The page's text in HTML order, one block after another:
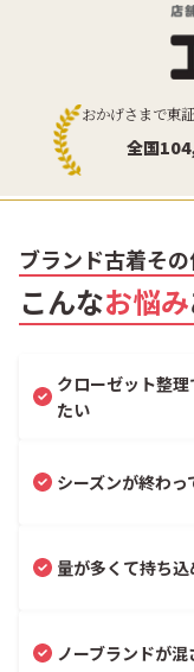
おかげさまで東
全国
ブランド古着そ
こんなお悩み
クローゼット整
たい
シーズンが終わ
量が多くて持ち
ノーブランドが